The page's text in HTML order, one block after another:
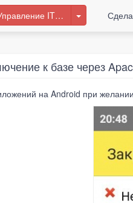
IT-отделом 8
к базе через
на Android при